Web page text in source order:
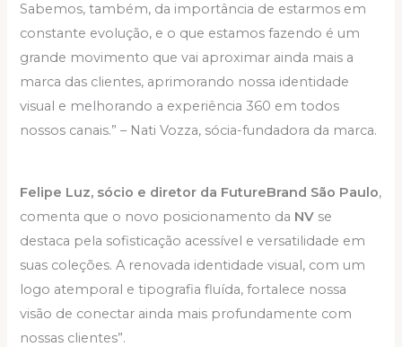
Sabemos, também, da importância de estarmos em
constante evolução, e o que estamos fazendo é um
grande movimento que vai aproximar ainda mais a
marca das clientes, aprimorando nossa identidade
visual e melhorando a experiência 360 em todos
nossos canais.” – Nati Vozza, sócia-fundadora da marca.
Felipe Luz, sócio e diretor da FutureBrand São Paulo,
comenta que o novo posicionamento da NV se
destaca pela sofisticação acessível e versatilidade em
suas coleções. A renovada identidade visual, com um
logo atemporal e tipografia fluída, fortalece nossa
visão de conectar ainda mais profundamente com
nossas clientes”.